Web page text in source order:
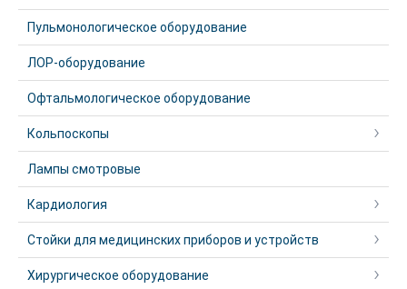
Пульмонологическое оборудование
ЛОР-оборудование
Офтальмологическое оборудование
Кольпоскопы
Лампы смотровые
Кардиология
Стойки для медицинских приборов и устройств
Хирургическое оборудование